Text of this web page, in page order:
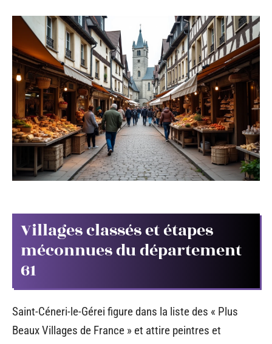
Villages classés et étapes
méconnues du département
61
Saint-Céneri-le-Gérei figure dans la liste des « Plus
Beaux Villages de France » et attire peintres et